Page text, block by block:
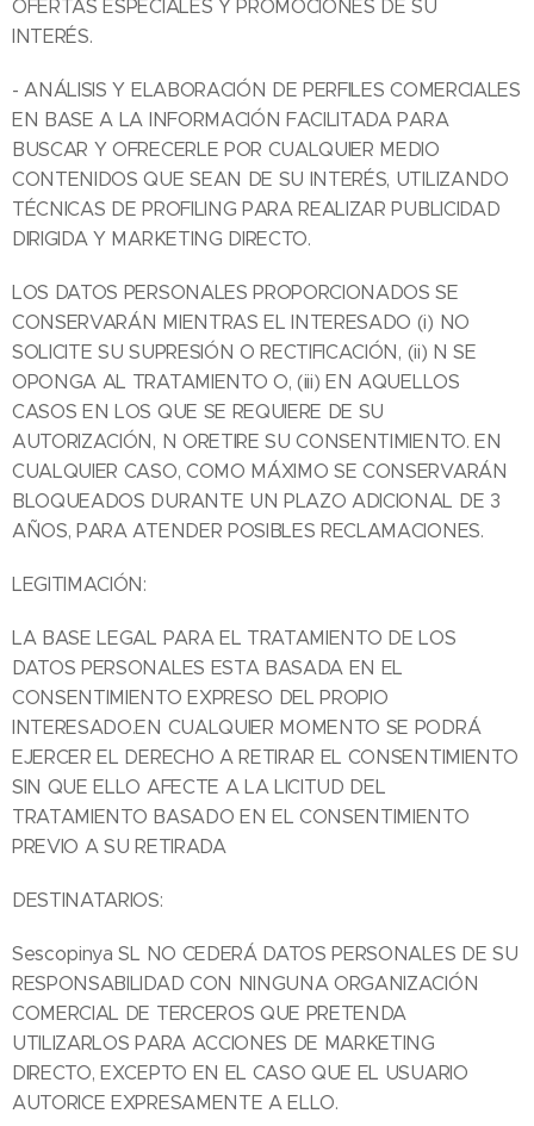
OFERTAS ESPECIALES Y PROMOCIONES DE SU
INTERÉS.
- ANÁLISIS Y ELABORACIÓN DE PERFILES COMERCIALES
EN BASE A LA INFORMACIÓN FACILITADA PARA
BUSCAR Y OFRECERLE POR CUALQUIER MEDIO
CONTENIDOS QUE SEAN DE SU INTERÉS, UTILIZANDO
TÉCNICAS DE PROFILING PARA REALIZAR PUBLICIDAD
DIRIGIDA Y MARKETING DIRECTO.
LOS DATOS PERSONALES PROPORCIONADOS SE
CONSERVARÁN MIENTRAS EL INTERESADO (i) NO
SOLICITE SU SUPRESIÓN O RECTIFICACIÓN, (ii) N SE
OPONGA AL TRATAMIENTO O, (iii) EN AQUELLOS
CASOS EN LOS QUE SE REQUIERE DE SU
AUTORIZACIÓN, N ORETIRE SU CONSENTIMIENTO. EN
CUALQUIER CASO, COMO MÁXIMO SE CONSERVARÁN
BLOQUEADOS DURANTE UN PLAZO ADICIONAL DE 3
AÑOS, PARA ATENDER POSIBLES RECLAMACIONES.
LEGITIMACIÓN:
LA BASE LEGAL PARA EL TRATAMIENTO DE LOS
DATOS PERSONALES ESTA BASADA EN EL
CONSENTIMIENTO EXPRESO DEL PROPIO
INTERESADO.EN CUALQUIER MOMENTO SE PODRÁ
EJERCER EL DERECHO A RETIRAR EL CONSENTIMIENTO
SIN QUE ELLO AFECTE A LA LICITUD DEL
TRATAMIENTO BASADO EN EL CONSENTIMIENTO
PREVIO A SU RETIRADA
DESTINATARIOS:
Sescopinya SL NO CEDERÁ DATOS PERSONALES DE SU
RESPONSABILIDAD CON NINGUNA ORGANIZACIÓN
COMERCIAL DE TERCEROS QUE PRETENDA
UTILIZARLOS PARA ACCIONES DE MARKETING
DIRECTO, EXCEPTO EN EL CASO QUE EL USUARIO
AUTORICE EXPRESAMENTE A ELLO.